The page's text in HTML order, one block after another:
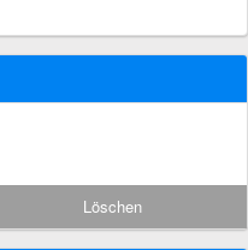
Löschen